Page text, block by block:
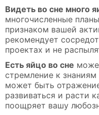
Видеть во сне много
многочисленные
признаком вашей
рекомендует
проектах и не
Есть яйцо во сне
стремление к
может быть
развиваться и расти
поощряет вашу